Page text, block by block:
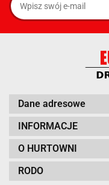
Dane adresowe
INFORMACJE
O HURTOWNI
RODO